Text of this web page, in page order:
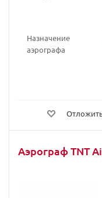
Назначение
аэрографа
Аэрограф TNT